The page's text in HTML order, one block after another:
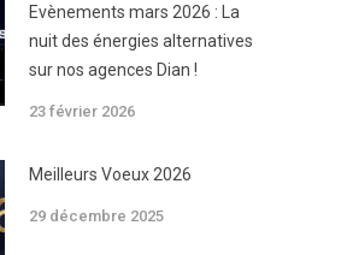
Evènements mars 2026 : La
nuit des énergies alternatives
sur nos agences Dian !
23 février 2026
Meilleurs Voeux 2026
29 décembre 2025